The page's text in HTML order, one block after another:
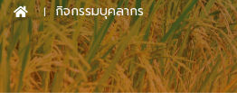
กิจกรรมบุคลากร